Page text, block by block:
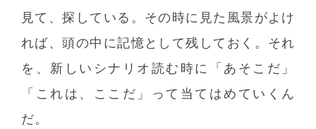
見て、探している。その時に見た風景がよけ
れば、頭の中に記憶として残しておく。それ
を、新しいシナリオ読む時に「あそこだ」
「これは、ここだ」って当てはめていくん
だ。